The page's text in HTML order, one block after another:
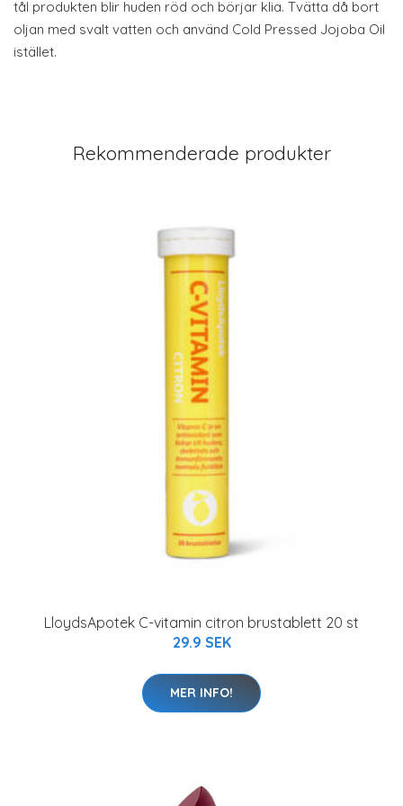
tål produkten blir huden röd och börjar klia. Tvätta då bort
oljan med svalt vatten och använd Cold Pressed Jojoba Oil
istället.
Rekommenderade produkter
LloydsApotek C-vitamin citron brustablett 20 st
29.9 SEK
MER INFO!